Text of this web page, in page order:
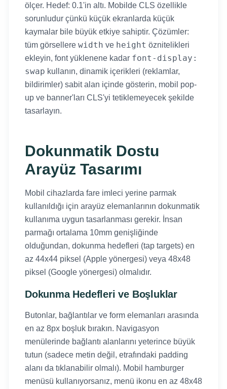
ölçer. Hedef: 0.1'in altı. Mobilde CLS özellikle
sorunludur çünkü küçük ekranlarda küçük
kaymalar bile büyük etkiye sahiptir. Çözümler:
tüm görsellere width ve height öznitelikleri
ekleyin, font yüklenene kadar font-display:
swap kullanın, dinamik içerikleri (reklamlar,
bildirimler) sabit alan içinde gösterin, mobil pop-
up ve banner'ları CLS'yi tetiklemeyecek şekilde
tasarlayın.
Dokunmatik Dostu
Arayüz Tasarımı
Mobil cihazlarda fare imleci yerine parmak
kullanıldığı için arayüz elemanlarının dokunmatik
kullanıma uygun tasarlanması gerekir. İnsan
parmağı ortalama 10mm genişliğinde
olduğundan, dokunma hedefleri (tap targets) en
az 44x44 piksel (Apple yönergesi) veya 48x48
piksel (Google yönergesi) olmalıdır.
Dokunma Hedefleri ve Boşluklar
Butonlar, bağlantılar ve form elemanları arasında
en az 8px boşluk bırakın. Navigasyon
menülerinde bağlantı alanlarını yeterince büyük
tutun (sadece metin değil, etrafındaki padding
alanı da tıklanabilir olmalı). Mobil hamburger
menüsü kullanıyorsanız, menü ikonu en az 48x48